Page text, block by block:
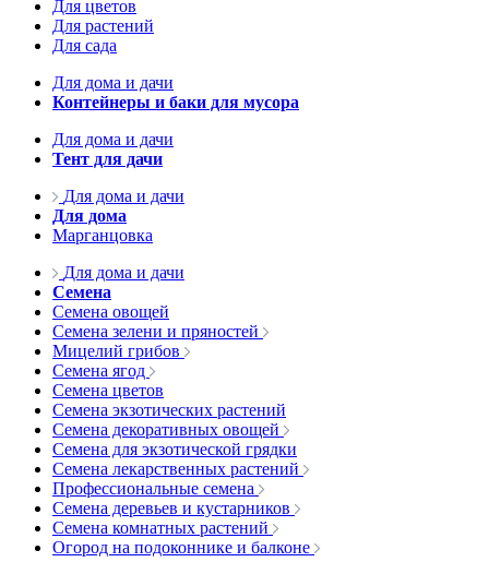
Для цветов
Для растений
Для сада
Для дома и дачи
Контейнеры и баки для мусора
Для дома и дачи
Тент для дачи
Для дома и дачи
Для дома
Марганцовка
Для дома и дачи
Семена
Семена овощей
Семена зелени и пряностей
Мицелий грибов
Семена ягод
Семена цветов
Семена экзотических растений
Семена декоративных овощей
Семена для экзотической грядки
Семена лекарственных растений
Профессиональные семена
Семена деревьев и кустарников
Семена комнатных растений
Огород на подоконнике и балконе